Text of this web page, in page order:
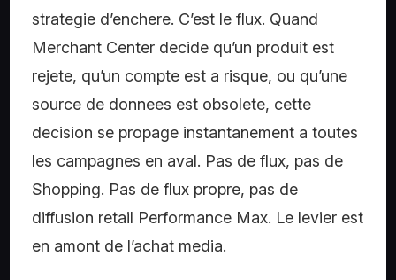
strategie d’enchere. C’est le flux. Quand
Merchant Center decide qu’un produit est
rejete, qu’un compte est a risque, ou qu’une
source de donnees est obsolete, cette
decision se propage instantanement a toutes
les campagnes en aval. Pas de flux, pas de
Shopping. Pas de flux propre, pas de
diffusion retail Performance Max. Le levier est
en amont de l’achat media.